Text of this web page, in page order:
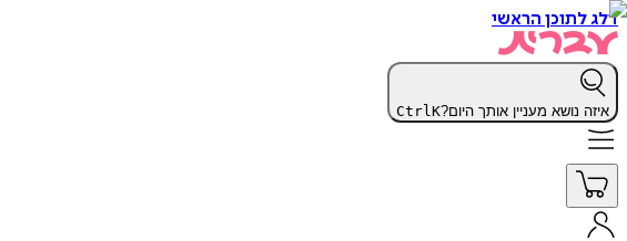
דלג לתוכן הראשי
איזה נושא מעניין אותך היום? CtrlK